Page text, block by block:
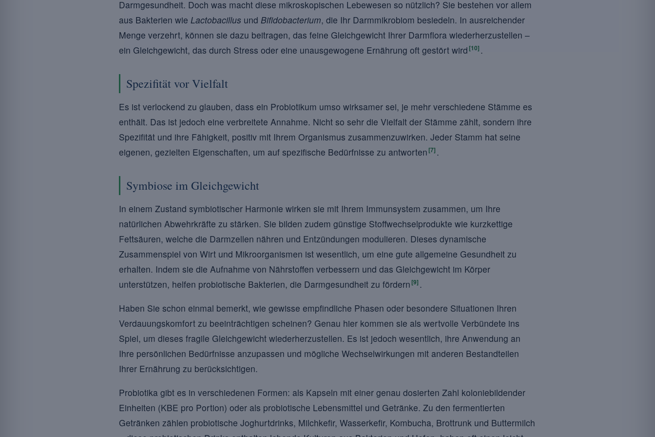
Darmgesundheit. Doch was macht diese mikroskopischen Lebewesen so nützlich? Sie bestehen vor allem
aus Bakterien wie Lactobacillus und Bifidobacterium, die Ihr Darmmikrobiom besiedeln. In ausreichender
Menge verzehrt, können sie dazu beitragen, das feine Gleichgewicht Ihrer Darmflora wiederherzustellen –
ein Gleichgewicht, das durch Stress oder eine unausgewogene Ernährung oft gestört wird [10] .
Spezifität vor Vielfalt
Es ist verlockend zu glauben, dass ein Probiotikum umso wirksamer sei, je mehr verschiedene Stämme es
enthält. Das ist jedoch eine verbreitete Annahme. Nicht so sehr die Vielfalt der Stämme zählt, sondern ihre
Spezifität und ihre Fähigkeit, positiv mit Ihrem Organismus zusammenzuwirken. Jeder Stamm hat seine
eigenen, gezielten Eigenschaften, um auf spezifische Bedürfnisse zu antworten [7] .
Symbiose im Gleichgewicht
In einem Zustand symbiotischer Harmonie wirken sie mit Ihrem Immunsystem zusammen, um Ihre
natürlichen Abwehrkräfte zu stärken. Sie bilden zudem günstige Stoffwechselprodukte wie kurzkettige
Fettsäuren, welche die Darmzellen nähren und Entzündungen modulieren. Dieses dynamische
Zusammenspiel von Wirt und Mikroorganismen ist wesentlich, um eine gute allgemeine Gesundheit zu
erhalten. Indem sie die Aufnahme von Nährstoffen verbessern und das Gleichgewicht im Körper
unterstützen, helfen probiotische Bakterien, die Darmgesundheit zu fördern [9] .
Haben Sie schon einmal bemerkt, wie gewisse empfindliche Phasen oder besondere Situationen Ihren
Verdauungskomfort zu beeinträchtigen scheinen? Genau hier kommen sie als wertvolle Verbündete ins
Spiel, um dieses fragile Gleichgewicht wiederherzustellen. Es ist jedoch wesentlich, ihre Anwendung an
Ihre persönlichen Bedürfnisse anzupassen und mögliche Wechselwirkungen mit anderen Bestandteilen
Ihrer Ernährung zu berücksichtigen.
Probiotika gibt es in verschiedenen Formen: als Kapseln mit einer genau dosierten Zahl koloniebildender
Einheiten (KBE pro Portion) oder als probiotische Lebensmittel und Getränke. Zu den fermentierten
Getränken zählen probiotische Joghurtdrinks, Milchkefir, Wasserkefir, Kombucha, Brottrunk und Buttermilch